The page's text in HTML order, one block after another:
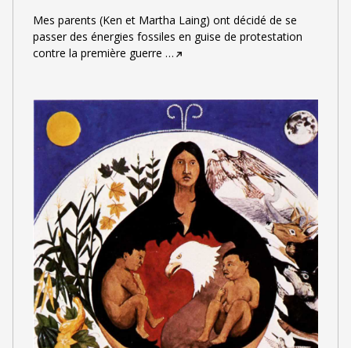
Mes parents (Ken et Martha Laing) ont décidé de se
passer des énergies fossiles en guise de protestation
contre la première guerre …